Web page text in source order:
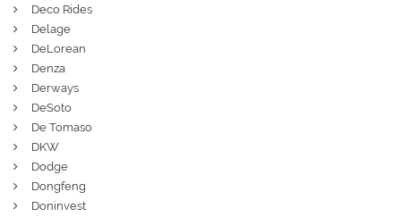
Deco Rides
Delage
DeLorean
Denza
Derways
DeSoto
De Tomaso
DKW
Dodge
Dongfeng
Doninvest